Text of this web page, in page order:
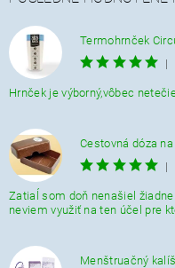
Termohrnček
|
Hrnček je výborný,vôbec
Cestovná dóza
|
Zatiaĺ som doň nenašiel
neviem využiť na ten účel pre
Menštruačný